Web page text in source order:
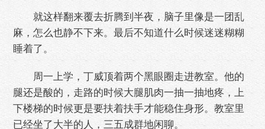
就这样翻来覆去折腾到半夜，脑子里像是一团乱
麻，怎么也静不下来。最后不知道什么时候迷迷糊糊
睡着了。
周一上学，丁威顶着两个黑眼圈走进教室。他的
腿还是酸的，走路的时候大腿肌肉一抽一抽地疼，上
下楼梯的时候更是要扶着扶手才能稳住身形。教室里
已经坐了大半的人，三五成群地闲聊。